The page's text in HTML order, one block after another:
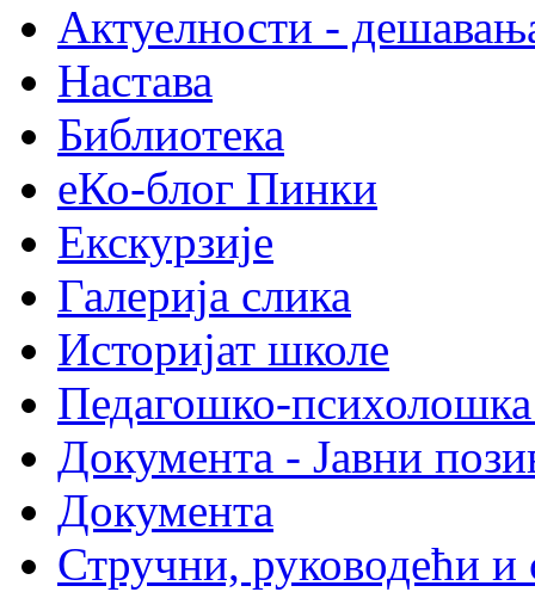
Актуелности -
Настава
Библиотека
еКо-блог Пинки
Екскурзије
Галерија слика
Историјат школе
Педагошко-психолошка
Документа - Јавни
Документа
Стручни, руководећи и